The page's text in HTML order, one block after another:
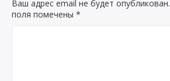
Ваш адрес email не будет опубликован.
поля помечены *